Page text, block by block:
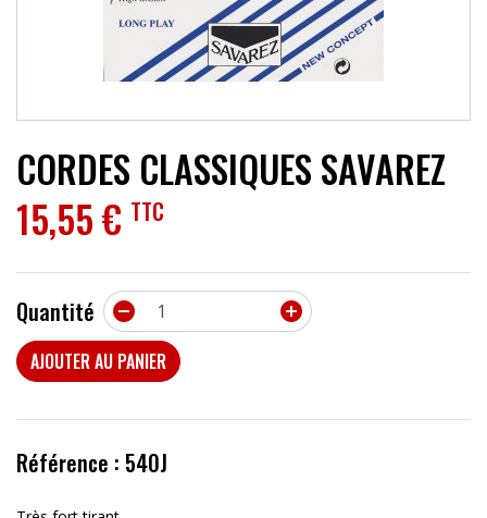
CORDES CLASSIQUES SAVAREZ
15,55 € TTC
Quantité 

AJOUTER AU PANIER
Référence : 540J
ACCESSOIRES
EFFETS
PROMOTIONS